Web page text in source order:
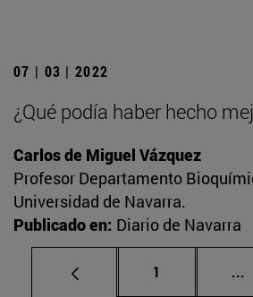
07 | 03 | 2022
¿Qué podía haber hecho
Carlos de Miguel Vázquez
Profesor Departamento
Universidad de Navarra.
Publicado en: Diario de Navarra
Página
1 ...